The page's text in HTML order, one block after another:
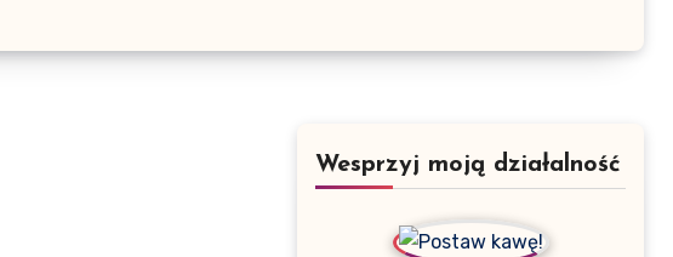
Wesprzyj moją działalność